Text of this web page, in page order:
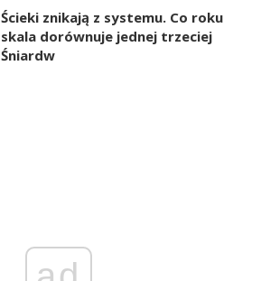
Ścieki znikają z systemu. Co roku
skala dorównuje jednej trzeciej
Śniardw